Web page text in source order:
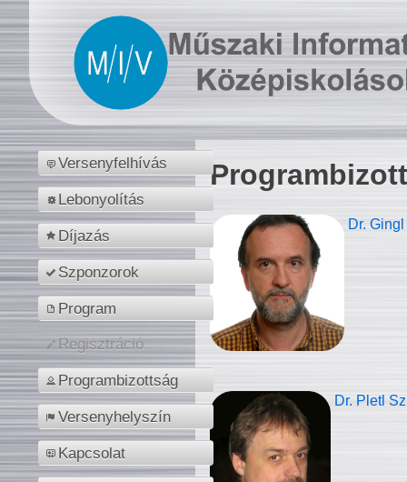
Versenyfelhívás
Lebonyolítás
Díjazás
Szponzorok
Program
Regisztráció
Programbizottság
Versenyhelyszín
Kapcsolat
Dr.
Dr. Pletl